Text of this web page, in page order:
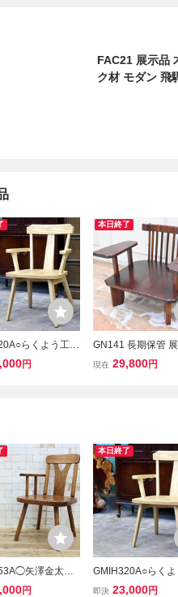
FAC21 展示品
ク材 モダン 飛
らくよう工芸
ダイニングチェ
円
本日終了
GN141 長期保管
超美品 指物家具 日
現在 29,800円
矢澤金太郎
ニングチェア ア
円
本日終了
GMIH320A○らく
飛騨家具 ダイニン
即決 23,000円